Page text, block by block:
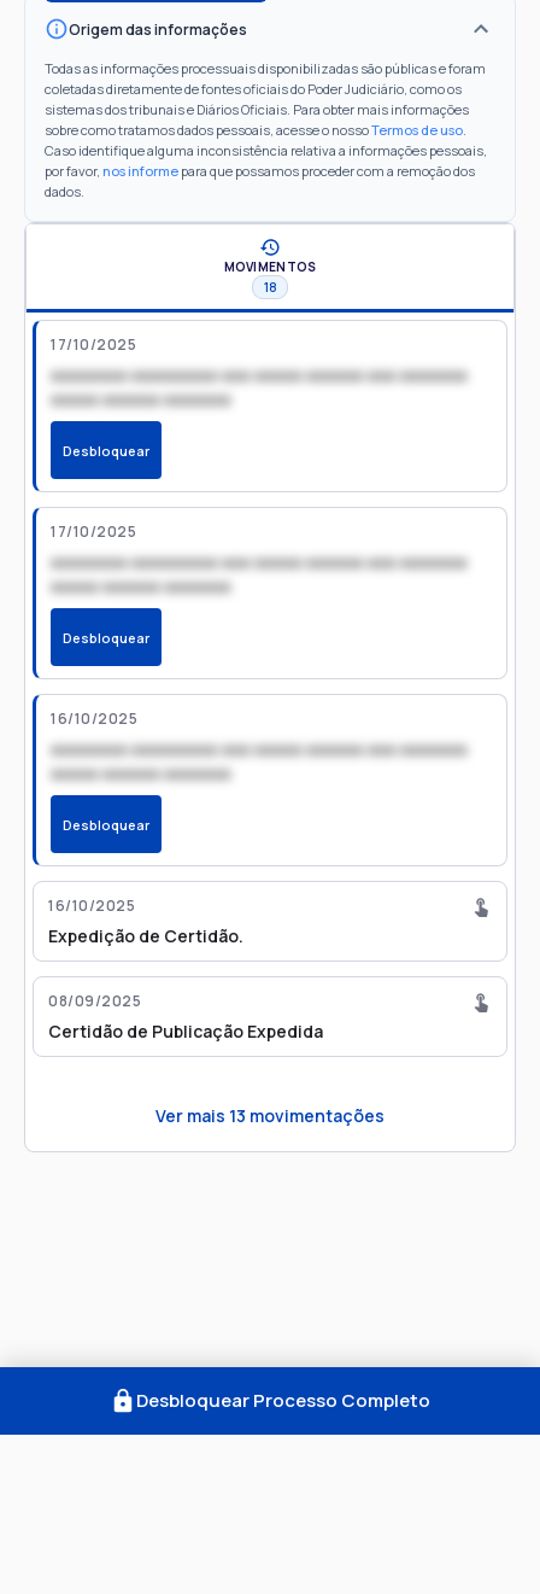
Origem das informações
Todas as informações processuais disponibilizadas são públicas e foram
coletadas diretamente de fontes oficiais do Poder Judiciário, como os
sistemas dos tribunais e Diários Oficiais. Para obter mais informações
sobre como tratamos dados pessoais, acesse o nossoTermos de uso.
Caso identifique alguma inconsistência relativa a informações pessoais,
por favor, nos informe para que possamos proceder com a remoção dos
dados.
MOVIMENTOS
18
17/10/2025
xxxxxxxx xxxxxxxxx xxx xxxxx xxxxxx xxx xxxxxxx
xxxxx xxxxxx xxxxxxx
Desbloquear
17/10/2025
xxxxxxxx xxxxxxxxx xxx xxxxx xxxxxx xxx xxxxxxx
xxxxx xxxxxx xxxxxxx
Desbloquear
16/10/2025
xxxxxxxx xxxxxxxxx xxx xxxxx xxxxxx xxx xxxxxxx
xxxxx xxxxxx xxxxxxx
Desbloquear
16/10/2025
Expedição de Certidão.
08/09/2025
Certidão de Publicação Expedida
Ver mais 13 movimentações
Desbloquear Processo Completo